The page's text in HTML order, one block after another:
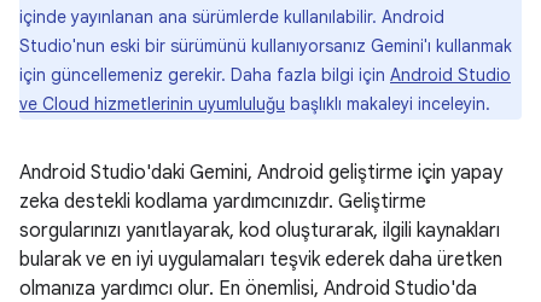
içinde yayınlanan ana sürümlerde kullanılabilir. Android
Studio'nun eski bir sürümünü kullanıyorsanız Gemini'ı kullanmak
için güncellemeniz gerekir. Daha fazla bilgi için Android Studio
ve Cloud hizmetlerinin uyumluluğu başlıklı makaleyi inceleyin.
Android Studio'daki Gemini, Android geliştirme için yapay
zeka destekli kodlama yardımcınızdır. Geliştirme
sorgularınızı yanıtlayarak, kod oluşturarak, ilgili kaynakları
bularak ve en iyi uygulamaları teşvik ederek daha üretken
olmanıza yardımcı olur. En önemlisi, Android Studio'da